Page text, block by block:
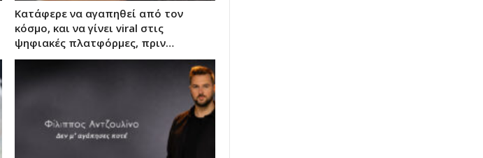
Κατάφερε να αγαπηθεί από τον
κόσμο, και να γίνει viral στις
ψηφιακές πλατφόρμες, πριν…